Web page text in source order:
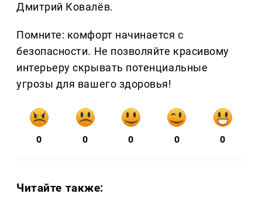
Дмитрий Ковалёв.
Помните: комфорт начинается с
безопасности. Не позволяйте красивому
интерьеру скрывать потенциальные
угрозы для вашего здоровья!
0 0 0 0 0
Читайте также: